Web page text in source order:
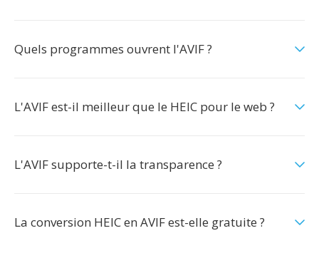
Quels programmes ouvrent l'AVIF ?
L'AVIF est-il meilleur que le HEIC pour le web ?
L'AVIF supporte-t-il la transparence ?
La conversion HEIC en AVIF est-elle gratuite ?